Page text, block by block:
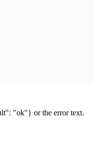
"ok"} or the error text.